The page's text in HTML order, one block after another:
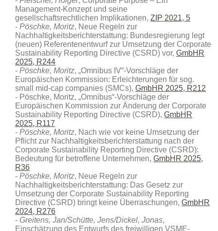
Management-Konzept und seine
gesellschaftsrechtlichen Implikationen,ZIP 2021, 5
Pöschke, Moritz, Neue Regeln zur
Nachhaltigkeitsberichterstattung: Bundesregierung legt
(neuen) Referentenentwurf zur Umsetzung der Corporate
Sustainability Reporting Directive (CSRD) vor,GmbHR
2025, R244
Pöschke, Moritz, „Omnibus IV“-Vorschläge der
Europäischen Kommission: Erleichterungen für sog.
small mid-cap companies (SMCs), GmbHR 2025, R212
Pöschke, Moritz, „Omnibus“-Vorschläge der
Europäischen Kommission zur Änderung der Corporate
Sustainability Reporting Directive (CSRD),GmbHR
2025, R117
Pöschke, Moritz, Nach wie vor keine Umsetzung der
Pflicht zur Nachhaltigkeitsberichterstattung nach der
Corporate Sustainability Reporting Directive (CSRD):
Bedeutung für betroffene Unternehmen,GmbHR 2025,
R36
Pöschke, Moritz, Neue Regeln zur
Nachhaltigkeitsberichterstattung: Das Gesetz zur
Umsetzung der Corporate Sustainability Reporting
Directive (CSRD) bringt keine Überraschungen,GmbHR
2024, R276
Greitens, Jan/Schütte, Jens/Dickel, Jonas,
Einschätzung des Entwurfs des freiwilligen VSME-